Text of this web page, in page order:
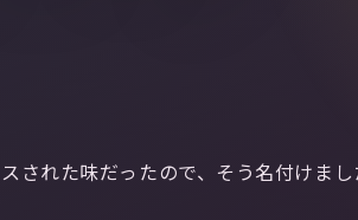
された味だったので、そう名付けま